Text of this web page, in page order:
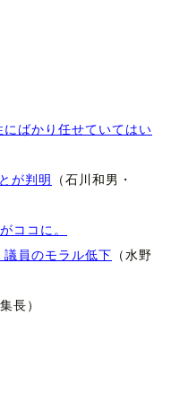
ばかり任せていてはい
が判明
（石川和男・
ココに。
員のモラル低下 （水野
長）